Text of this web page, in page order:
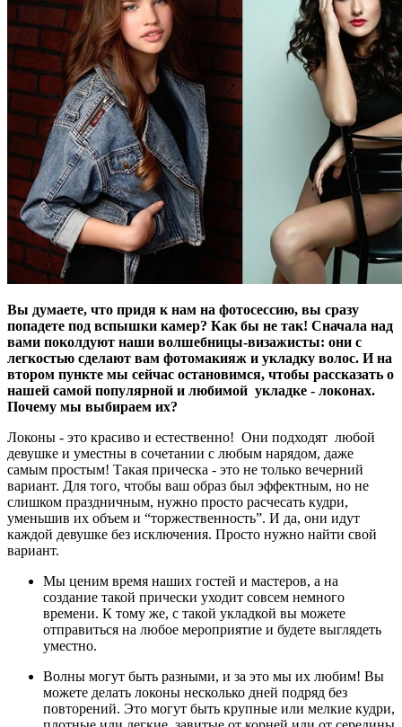
Вы думаете, что придя к нам на фотосессию, вы сразу
попадете под вспышки камер? Как бы не так! Сначала над
вами поколдуют наши волшебницы-визажисты: они с
легкостью сделают вам фотомакияж и укладку волос. И на
втором пункте мы сейчас остановимся, чтобы рассказать о
нашей самой популярной и любимой укладке - локонах.
Почему мы выбираем их?
Локоны - это красиво и естественно! Они подходят любой
девушке и уместны в сочетании с любым нарядом, даже
самым простым! Такая прическа - это не только вечерний
вариант. Для того, чтобы ваш образ был эффектным, но не
слишком праздничным, нужно просто расчесать кудри,
уменьшив их объем и “торжественность”. И да, они идут
каждой девушке без исключения. Просто нужно найти свой
вариант.
Мы ценим время наших гостей и мастеров, а на
создание такой прически уходит совсем немного
времени. К тому же, с такой укладкой вы можете
отправиться на любое мероприятие и будете выглядеть
уместно.
Волны могут быть разными, и за это мы их любим! Вы
можете делать локоны несколько дней подряд без
повторений. Это могут быть крупные или мелкие кудри,